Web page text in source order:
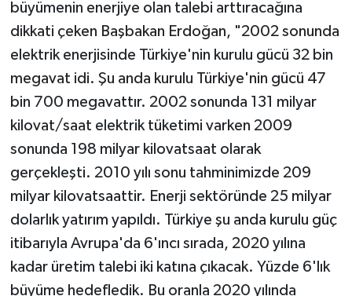
büyümenin enerjiye olan talebi arttıracağına
dikkati çeken Başbakan Erdoğan, "2002 sonunda
elektrik enerjisinde Türkiye'nin kurulu gücü 32 bin
megavat idi. Şu anda kurulu Türkiye'nin gücü 47
bin 700 megavattır. 2002 sonunda 131 milyar
kilovat/saat elektrik tüketimi varken 2009
sonunda 198 milyar kilovatsaat olarak
gerçekleşti. 2010 yılı sonu tahminimizde 209
milyar kilovatsaattir. Enerji sektöründe 25 milyar
dolarlık yatırım yapıldı. Türkiye şu anda kurulu güç
itibarıyla Avrupa'da 6'ıncı sırada, 2020 yılına
kadar üretim talebi iki katına çıkacak. Yüzde 6'lık
büyüme hedefledik. Bu oranla 2020 yılında